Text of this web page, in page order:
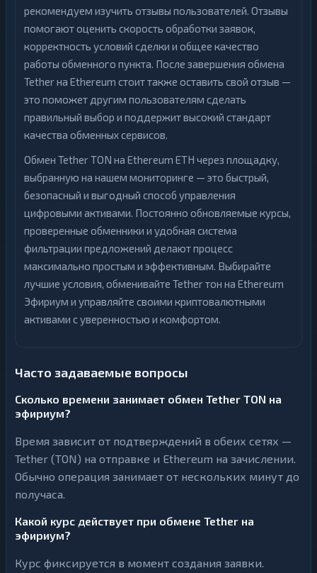
рекомендуем изучить отзывы пользователей. Отзывы
помогают оценить скорость обработки заявок,
корректность условий сделки и общее качество
работы обменного пункта. После завершения обмена
Tether на Ethereum стоит также оставить свой отзыв —
это поможет другим пользователям сделать
правильный выбор и поддержит высокий стандарт
качества обменных сервисов.
Обмен Tether TON на Ethereum ETH через площадку,
выбранную на нашем мониторинге — это быстрый,
безопасный и выгодный способ управления
цифровыми активами. Постоянно обновляемые курсы,
проверенные обменники и удобная система
фильтрации предложений делают процесс
максимально простым и эффективным. Выбирайте
лучшие условия, обменивайте Tether тон на Ethereum
Эфириум и управляйте своими криптовалютными
активами с уверенностью и комфортом.
Часто задаваемые вопросы
Сколько времени занимает обмен Tether TON на
эфириум?
Время зависит от подтверждений в обеих сетях —
Tether (TON) на отправке и Ethereum на зачислении.
Обычно операция занимает от нескольких минут до
получаса.
Какой курс действует при обмене Tether на
эфириум?
Курс фиксируется в момент создания заявки.